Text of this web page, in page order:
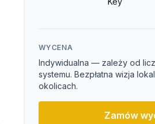
WYCENA
Indywidualna — zależy od
systemu. Bezpłatna wizja
okolicach.
Zamów